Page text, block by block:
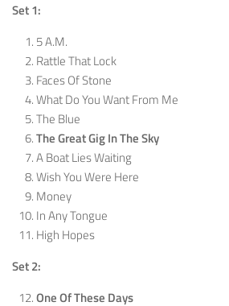
Set 1:
5 A.M.
Rattle That Lock
Faces Of Stone
What Do You Want From Me
The Blue
The Great Gig In The Sky
A Boat Lies Waiting
Wish You Were Here
Money
In Any Tongue
High Hopes
Set 2:
One Of These Days